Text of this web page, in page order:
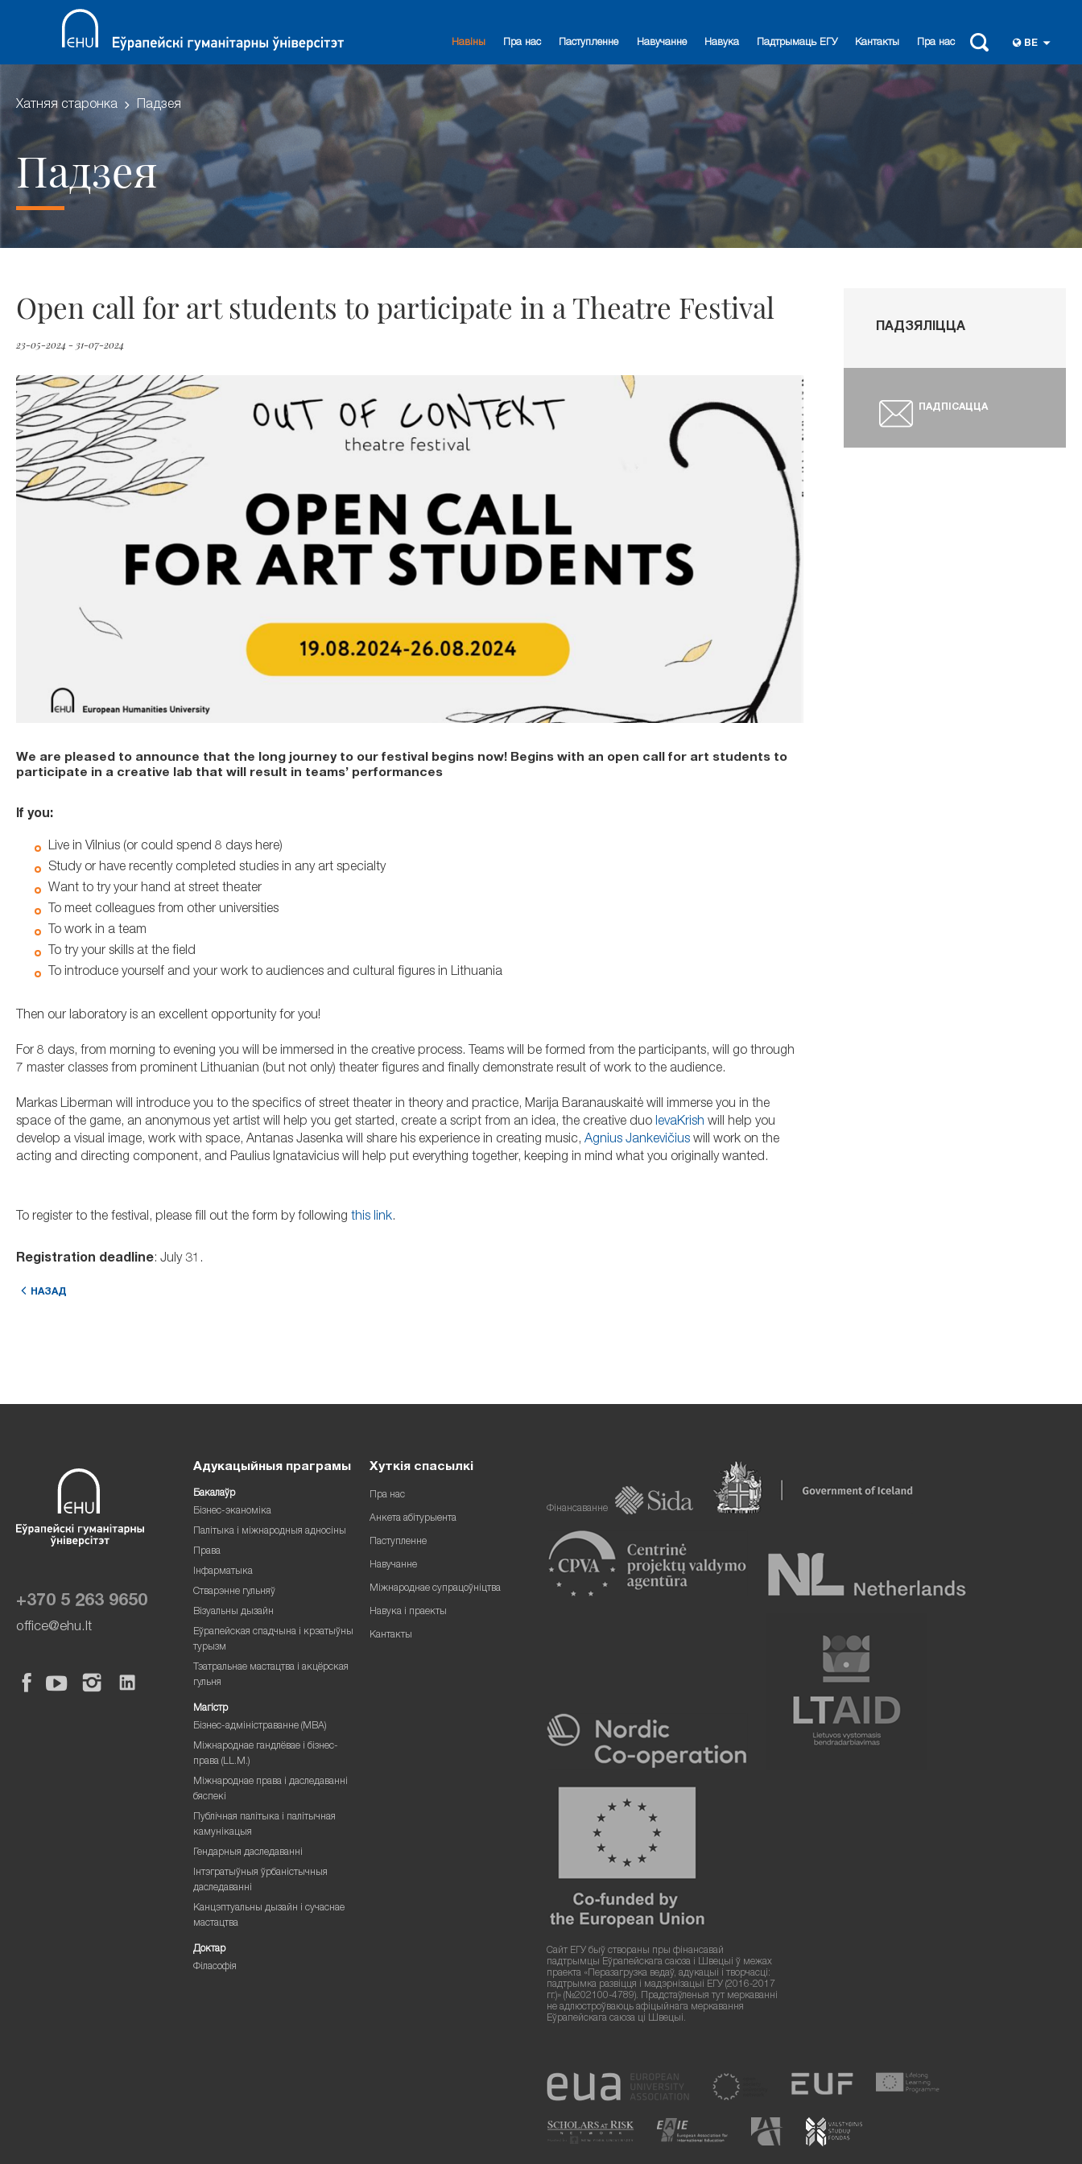
Навіны Пра нас Паступленне Навучанне Навука Падтрымаць ЕГУ Кантакты Пра нас BE
Хатняя старонка Падзея
Падзея
Open call for art students to participate in a Theatre Festival
23-05-2024 - 31-07-2024
We are pleased to announce that the long journey to our festival begins now! Begins with an open call for art students to
participate in a creative lab that will result in teams’ performances
If you:
Live in Vilnius (or could spend 8 days here)
Study or have recently completed studies in any art specialty
Want to try your hand at street theater
To meet colleagues from other universities
To work in a team
To try your skills at the field
To introduce yourself and your work to audiences and cultural figures in Lithuania
Then our laboratory is an excellent opportunity for you!
For 8 days, from morning to evening you will be immersed in the creative process. Teams will be formed from the participants, will go through
7 master classes from prominent Lithuanian (but not only) theater figures and finally demonstrate result of work to the audience.
Markas Liberman will introduce you to the specifics of street theater in theory and practice, Marija Baranauskaitė will immerse you in the
space of the game, an anonymous yet artist will help you get started, create a script from an idea, the creative duo IevaKrish will help you
develop a visual image, work with space, Antanas Jasenka will share his experience in creating music, Agnius Jankevičius will work on the
acting and directing component, and Paulius Ignatavicius will help put everything together, keeping in mind what you originally wanted.
To register to the festival, please fill out the form by following this link.
Registration deadline: July 31.
НАЗАД
ПАДЗЯЛІЦЦА
ПАДПІСАЦЦА
+370 5 263 9650
office@ehu.lt
Адукацыйныя праграмы
Бакалаўр
Бізнес-эканоміка
Палітыка і міжнародныя адносіны
Права
Інфарматыка
Стварэнне гульняў
Візуальны дызайн
Еўрапейская спадчына і крэатыўны
турызм
Тэатральнае мастацтва і акцёрская
гульня
Магістр
Бізнес-адміністраванне (MBA)
Міжнароднае гандлёвае і бізнес-
права (LL.M.)
Міжнароднае права і даследаванні
бяспекі
Публічная палітыка і палітычная
камунікацыя
Гендарныя даследаванні
Інтэгратыўныя ўрбаністычныя
даследаванні
Канцэптуальны дызайн і сучаснае
мастацтва
Доктар
Філасофія
Хуткія спасылкі
Пра нас
Анкета абітурыента
Паступленне
Навучанне
Міжнароднае супрацоўніцтва
Навука і праекты
Кантакты
Фінансаванне
Сайт ЕГУ быў створаны пры фінансавай
падтрымцы Еўрапейскага саюза і Швецыі ў межах
праекта «Перазагрузка ведаў, адукацыі і творчасці:
падтрымка развіцця і мадэрнізацыі ЕГУ (2016-2017
гг.)» (№202100-4789). Прадстаўленыя тут меркаванні
не адлюстроўваюць афіцыйнага меркавання
Еўрапейскага саюза ці Швецыі.